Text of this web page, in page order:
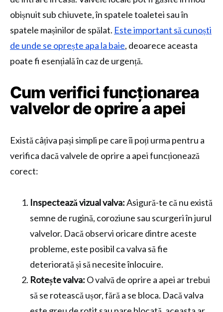
obișnuit sub chiuvete, în spatele toaletei sau în
spatele mașinilor de spălat. Este important să cunoști
de unde se oprește apa la baie, deoarece aceasta
poate fi esențială în caz de urgență.
Cum verifici funcționarea
valvelor de oprire a apei
Există câțiva pași simpli pe care îi poți urma pentru a
verifica dacă valvele de oprire a apei funcționează
corect:
Inspectează vizual valva:Asigură-te că nu există
semne de rugină, coroziune sau scurgeri în jurul
valvelor. Dacă observi oricare dintre aceste
probleme, este posibil ca valva să fie
deteriorată și să necesite înlocuire.
Rotește valva: O valvă de oprire a apei ar trebui
să se rotească ușor, fără a se bloca. Dacă valva